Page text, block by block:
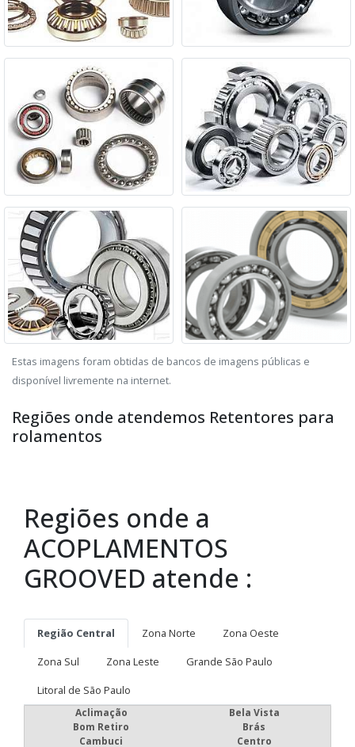
Estas imagens foram obtidas de bancos de imagens públicas e
disponível livremente na internet.
Regiões onde atendemos Retentores para
rolamentos
Regiões onde a
ACOPLAMENTOS
GROOVED atende :
Região Central Zona Norte
Zona Oeste
Zona Sul
Zona Leste
Grande São Paulo
Litoral de São Paulo
Aclimação
Bela Vista
Bom Retiro
Brás
Cambuci
Centro